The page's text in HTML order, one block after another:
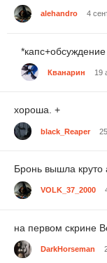
alehandro 4
Кванарин 19
хороша. +
black_Reaper
Бронь вышла круто
VOLK_37_2000
на первом скрине
DarkHorseman